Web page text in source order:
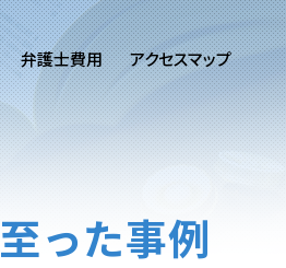
弁護士費用 アクセスマップ
った事例